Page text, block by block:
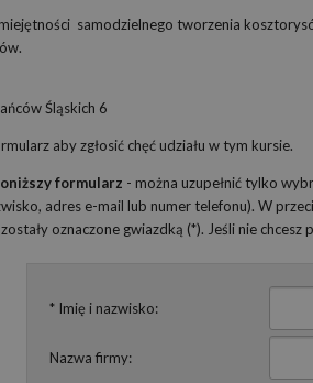
samodzielnego tworzenia
Śląskich 6
aby zgłosić chęć udziału w tym kursie.
formularz - można uzupełnić tylko
adres e-mail lub numer telefonu). W
zostały oznaczone gwiazdką (*). Jeśli nie
* Imię i nazwisko:
Nazwa firmy: